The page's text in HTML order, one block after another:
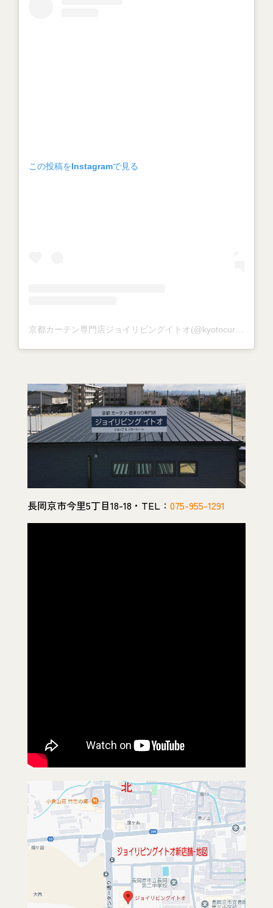
この投稿をInstagramで見る
京都カーテン専門店ジョイリビングイトオ(@kyotocurtain_joylivingito)がシェアした投稿
長岡京市今里5丁目18-18・TEL： 075-955-1291